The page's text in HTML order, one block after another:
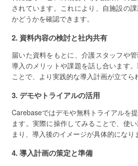
されています。これにより、自施設の
かどうかを確認できます。
2. 資料内容の検討と社内共有
届いた資料をもとに、介護スタッフや管
導入のメリットや課題を話し合います
ことで、より実践的な導入計画が立てら
3. デモやトライアルの活用
Carebaseではデモや無料トライアルを
ます。実際に操作してみることで、使
まり、導入後のイメージが具体的になり
4. 導入計画の策定と準備